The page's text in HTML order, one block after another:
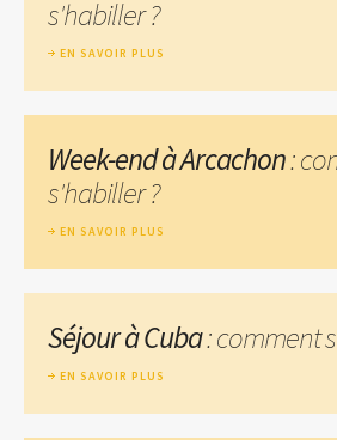
s'habiller ?
EN SAVOIR PLUS
Week-end à Arcachon:
s'habiller ?
EN SAVOIR PLUS
Séjour à Cuba: comment
EN SAVOIR PLUS